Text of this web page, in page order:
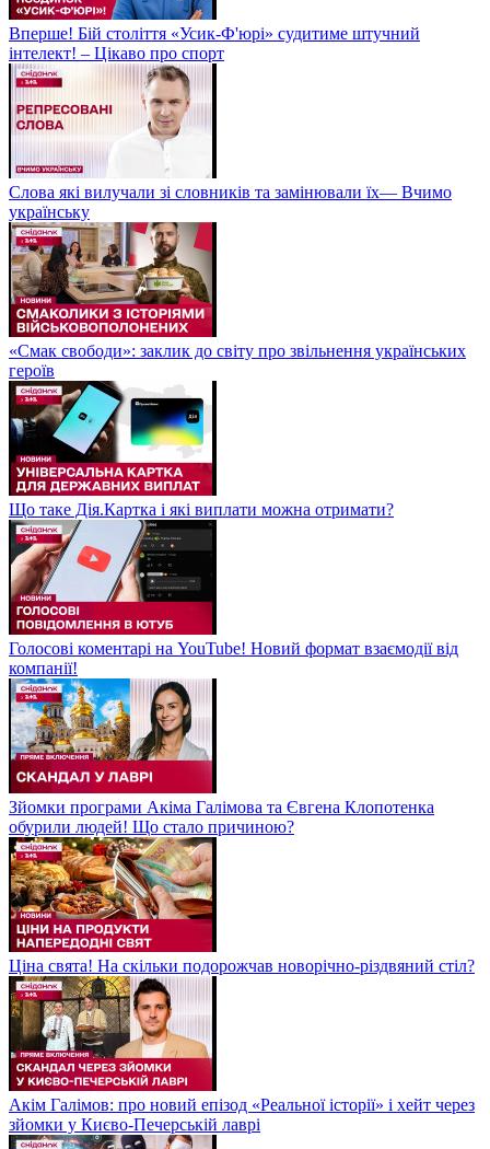
Вперше! Бій століття «Усик-Ф'юрі» судитиме штучний
інтелект! – Цікаво про спорт
Слова які вилучали зі словників та замінювали їх— Вчимо
українську
«Смак свободи»: заклик до світу про звільнення українських
героїв
Що таке Дія.Картка і які виплати можна отримати?
Голосові коментарі на YouTube! Новий формат взаємодії від
компанії!
Зйомки програми Акіма Галімова та Євгена Клопотенка
обурили людей! Що стало причиною?
Ціна свята! На скільки подорожчав новорічно-різдвяний стіл?
Акім Галімов: про новий епізод «Реальної історії» і хейт через
зйомки у Києво-Печерській лаврі